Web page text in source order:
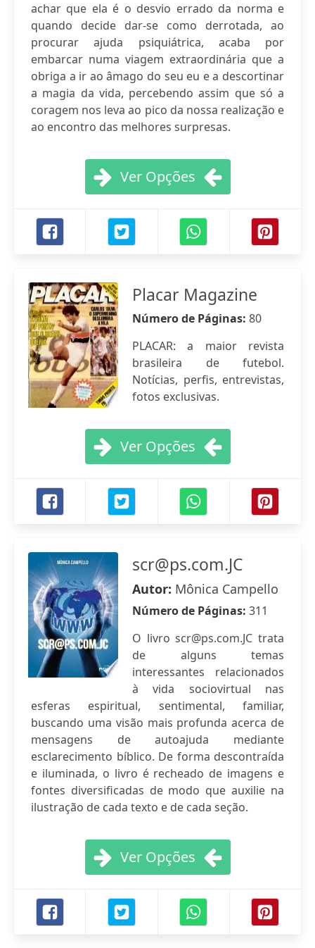
achar que ela é o desvio errado da norma e
quando decide dar-se como derrotada, ao
procurar ajuda psiquiátrica, acaba por
embarcar numa viagem extraordinária que a
obriga a ir ao âmago do seu eu e a descortinar
a magia da vida, percebendo assim que só a
coragem nos leva ao pico da nossa realização e
ao encontro das melhores surpresas.
Ver Opções
Placar Magazine
Número de Páginas: 80
PLACAR: a maior revista
brasileira de futebol.
Notícias, perfis, entrevistas,
fotos exclusivas.
Ver Opções
scr@ps.com.JC
Autor: Mônica Campello
Número de Páginas: 311
O livroscr@ps.com.JC trata
de alguns temas
interessantes relacionados
à vida sociovirtual nas
esferas espiritual, sentimental, familiar,
buscando uma visão mais profunda acerca de
mensagens de autoajuda mediante
esclarecimento bíblico. De forma descontraída
e iluminada, o livro é recheado de imagens e
fontes diversificadas de modo que auxilie na
ilustração de cada texto e de cada seção.
Ver Opções